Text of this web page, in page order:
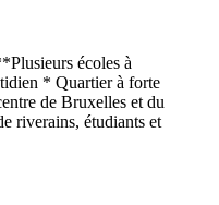
écoles à
* Quartier à forte
de Bruxelles et du
riverains, étudiants et